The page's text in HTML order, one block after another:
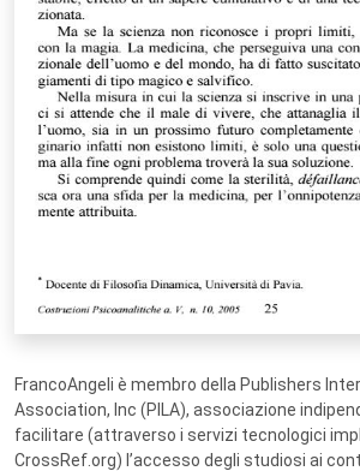
FrancoAngeli è membro della Publishers
Association, Inc (PILA), associazione
facilitare (attraverso i servizi tecnologici
CrossRef.org) l’accesso degli studiosi ai